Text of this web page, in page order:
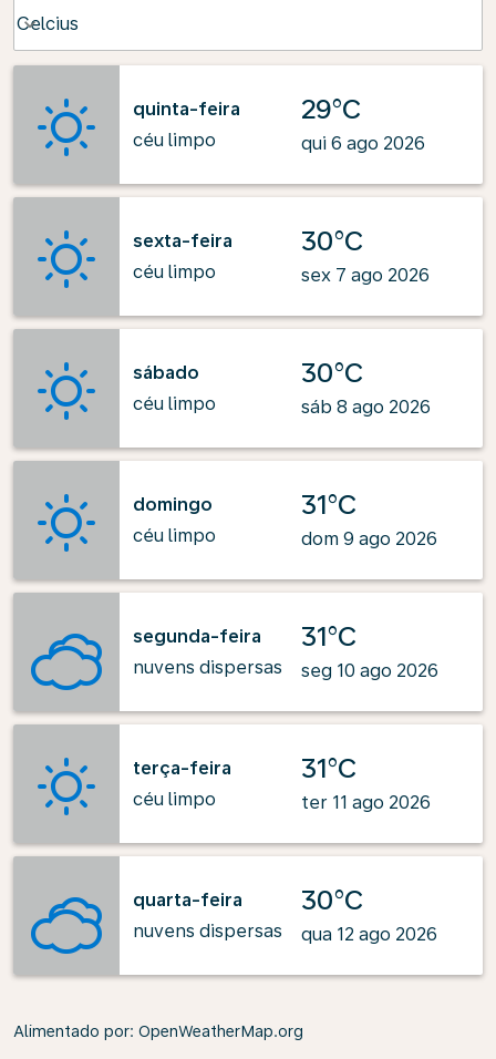
Celcius
keyboard_arrow_down
quinta-feira
céu limpo
29°C
qui 6 ago 2026
sexta-feira
céu limpo
30°C
sex 7 ago 2026
sábado
céu limpo
30°C
sáb 8 ago 2026
domingo
céu limpo
31°C
dom 9 ago 2026
segunda-feira
nuvens dispersas
31°C
seg 10 ago 2026
terça-feira
céu limpo
31°C
ter 11 ago 2026
quarta-feira
nuvens dispersas
30°C
qua 12 ago 2026
Alimentado por: OpenWeatherMap.org